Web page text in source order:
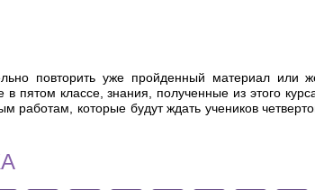
повторить уже пройденный материал или
пятом классе, знания, полученные из этого
работам, которые будут ждать учеников